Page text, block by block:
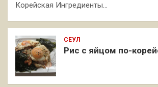
Корейская Ингредиенты…
СЕУЛ
Рис с яйцом по-